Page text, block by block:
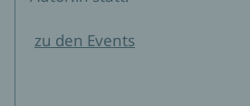
zu den Events